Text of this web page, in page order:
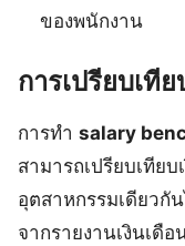
ของพนักงาน
การเปรียบเที
การทำ salary
สามารถเปรียบเทีย
อุตสาหกรรมเดียวกั
จากรายงานเงินเดื